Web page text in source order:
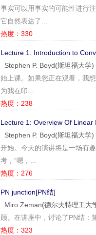
事实可以用事实的可能性进行
它自然表达了...
热度：330
Lecture 1: Introduction to
Stephen P. Boyd(斯坦福大学)
始上课。如果您正在观看，我
为我在印...
热度：238
Lecture 1: Overview Of Linear
Stephen P. Boyd(斯坦福大学)
开始。今天的演讲将是一场有
考，“嗯，...
热度：276
PN junction[PN结]
Miro Zeman(德尔夫特理工大
顾。在讲座中，讨论了PN结：
热度：323